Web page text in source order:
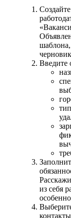
шаблона,
из себя